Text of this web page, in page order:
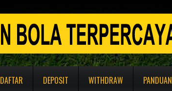
DAFTAR DEPOSIT WITHDRAW PANDUAN